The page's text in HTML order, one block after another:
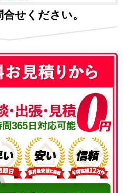
せください。
4780